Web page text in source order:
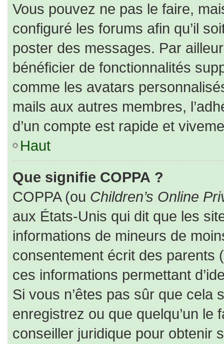
Vous pouvez ne pas le faire,
configuré les forums afin qu’il
poster des messages. Par
bénéficier de fonctionnalités
comme les avatars
mails aux autres membres,
d’un compte est rapide et
Haut
Que signifie COPPA ?
COPPA (ou Children’s Online
aux États-Unis qui dit que les
informations de mineurs de
consentement écrit des parents
ces informations permettant
Si vous n’êtes pas sûr que cela
enregistrez ou que quelqu’un
conseiller juridique pour obtenir